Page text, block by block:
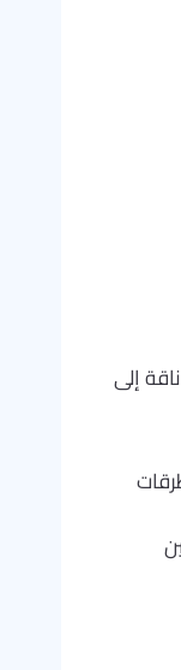
إلى